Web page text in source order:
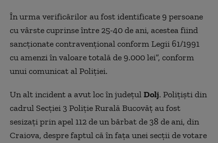
În urma verificărilor au fost identificate 9 persoane
cu vârste cuprinse între 25-40 de ani, acestea fiind
sancționate contravențional conform Legii 61/1991
cu amenzi în valoare totală de 9.000 lei”, conform
unui comunicat al Poliției.
Un alt incident a avut loc în județulDolj. Poliţişti din
cadrul Secţiei 3 Poliţie Rurală Bucovăţ au fost
sesizați prin apel 112 de un bărbat de 38 de ani, din
Craiova, despre faptul că în fața unei secții de votare